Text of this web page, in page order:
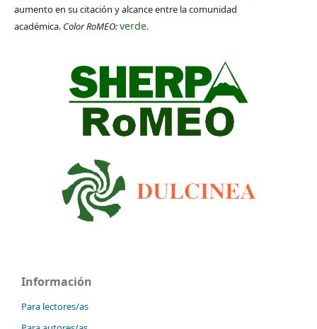
aumento en su citación y alcance entre la comunidad
académica. Color RoMEO:verde.
Información
Para lectores/as